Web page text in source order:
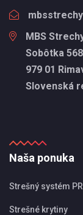
MBS
Sobôtka
979 01
Slovenská
Naša ponuka
Strešný systém
Strešné krytiny